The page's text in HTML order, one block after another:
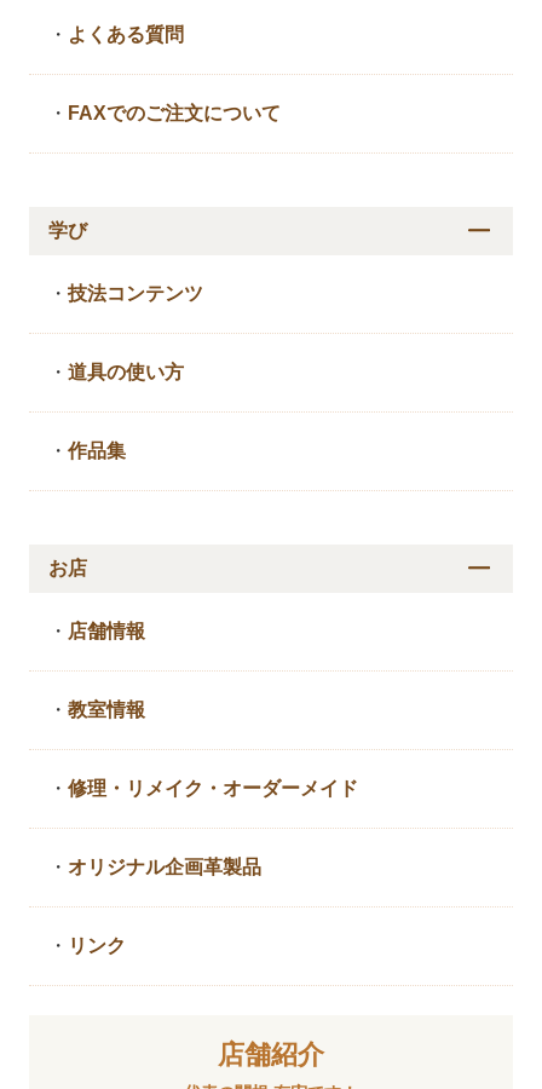
・ よくある質問
・ FAXでのご注文について
学び
・技法コンテンツ
・道具の使い方
・作品集
お店
・ 店舗情報
・教室情報
・修理・リメイク・ オーダーメイド
・ オリジナル企画革製品
・ リンク
店舗紹介